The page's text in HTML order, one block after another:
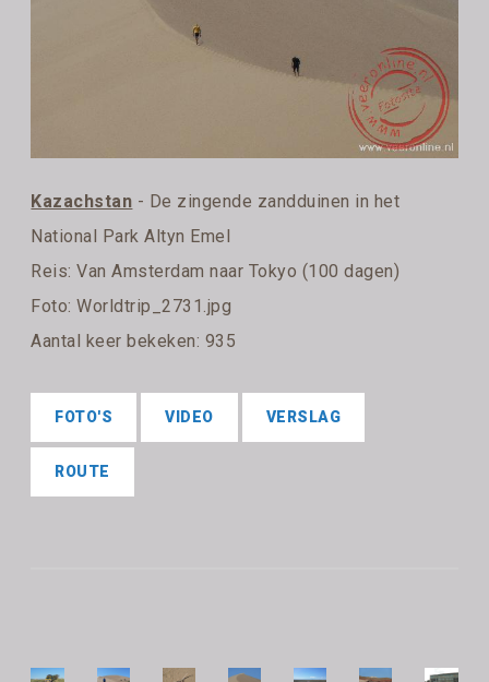
Kazachstan - De zingende zandduinen in het
National Park Altyn Emel
Reis:Van Amsterdam naar Tokyo (100 dagen)
Foto: Worldtrip_2731.jpg
Aantal keer bekeken: 935
FOTO'S VIDEO VERSLAG
ROUTE